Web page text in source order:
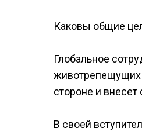
Каковы общие
Глобальное
животрепещущих
стороне и внесет
В своей